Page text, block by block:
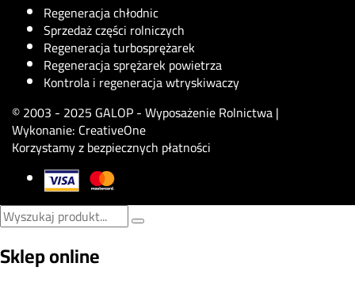
Regeneracja chłodnic
Sprzedaż części rolniczych
Regeneracja turbosprężarek
Regeneracja sprężarek powietrza
Kontrola i regeneracja wtryskiwaczy
© 2003 - 2025 GALOP - Wyposażenie Rolnictwa |
Wykonanie: CreativeOne
Korzystamy z bezpiecznych płatności
Sklep online